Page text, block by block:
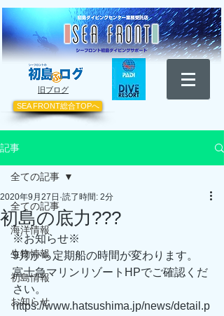
​旧ブログ
SEA FRONT総合TOPへ
記事
全ての記事
海洋情報
生物情報
初島情報
お知らせ
全ての記事
初島の底力???
2020年9月27日 読了時間: 2分
※お知らせ※
9月から定期船の時間が変わります。
富士急マリンリゾートHPでご確認くだ
さい。
https://www.hatsushima.jp/news/detail.p